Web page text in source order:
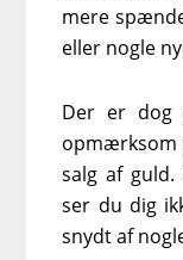
mere
eller nogle
Der er dog
opmærksom
salg af
ser du dig
snydt af